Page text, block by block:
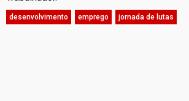
desenvolvimento emprego jornada de lutas